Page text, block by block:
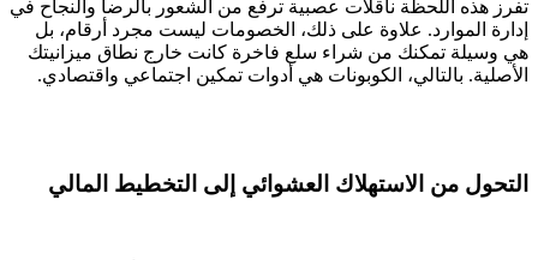
تفرز هذه اللحظة ناقلات عصبية ترفع من الشعور بالرضا والنجاح في
إدارة الموارد. علاوة على ذلك، الخصومات ليست مجرد أرقام، بل
هي وسيلة تمكنك من شراء سلع فاخرة كانت خارج نطاق ميزانيتك
الأصلية. بالتالي، الكوبونات هي أدوات تمكين اجتماعي واقتصادي.
التحول من الاستهلاك العشوائي إلى التخطيط المالي